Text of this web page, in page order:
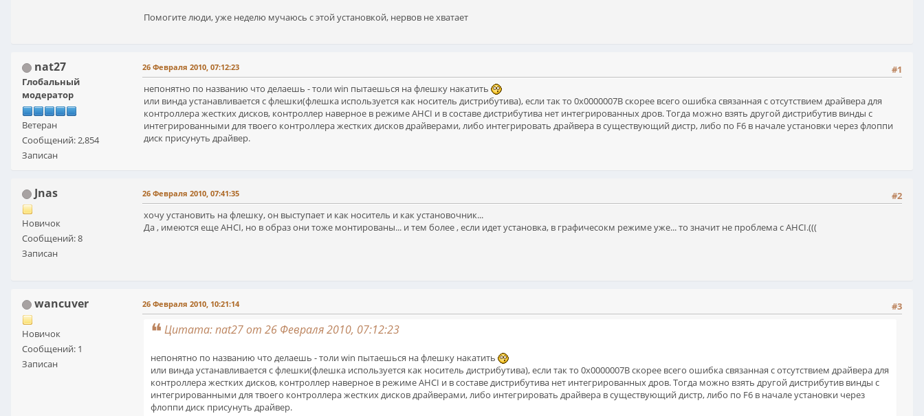
Помогите люди, уже неделю мучаюсь с этой установкой, нервов не хватает
nat27
Глобальный
модератор
Ветеран
Сообщений: 2,854
Записан
#1
26 Февраля 2010, 07:12:23
непонятно по названию что делаешь - толи win пытаешься на флешку накатить
или винда устанавливается с флешки(флешка используется как носитель дистрибутива), если так то 0x0000007B скорее всего ошибка связанная с отсутствием драйвера для
контроллера жестких дисков, контроллер наверное в режиме AHCI и в составе дистрибутива нет интегрированных дров. Тогда можно взять другой дистрибутив винды с
интегрированными для твоего контроллера жестких дисков драйверами, либо интегрировать драйвера в существующий дистр, либо по F6 в начале установки через флоппи
диск присунуть драйвер.
Jnas
Новичок
Сообщений: 8
Записан
#2
26 Февраля 2010, 07:41:35
хочу установить на флешку, он выступает и как носитель и как установочник...
Да , имеются еще AHCI, но в образ они тоже монтированы... и тем более , если идет установка, в графичесокм режиме уже... то значит не проблема с AHCI.(((
wancuver
Новичок
Сообщений: 1
Записан
#3
26 Февраля 2010, 10:21:14
Цитата: nat27 от 26 Февраля 2010, 07:12:23
непонятно по названию что делаешь - толи win пытаешься на флешку накатить
или винда устанавливается с флешки(флешка используется как носитель дистрибутива), если так то 0x0000007B скорее всего ошибка связанная с отсутствием драйвера для
контроллера жестких дисков, контроллер наверное в режиме AHCI и в составе дистрибутива нет интегрированных дров. Тогда можно взять другой дистрибутив винды с
интегрированными для твоего контроллера жестких дисков драйверами, либо интегрировать драйвера в существующий дистр, либо по F6 в начале установки через
флоппи диск присунуть драйвер.